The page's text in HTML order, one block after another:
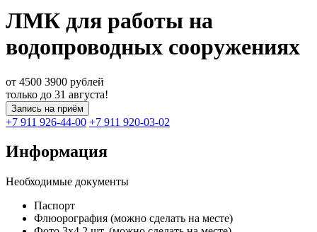
ЛМК для работы на
водопроводных сооружениях
от 4500 3900 рублей
только до 31 августа!
Запись на приём
+7 911 926-44-00 +7 911 920-03-02
Информация
Необходимые документы
Паспорт
Флюорография (можно сделать на месте)